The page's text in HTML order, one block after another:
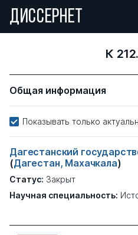
ДИССЕРНЕТ
К
Общая информация
Показывать только
Дагестанский
(Дагестан, Махачкала)
Статус: Закрыт
Научная специальность: